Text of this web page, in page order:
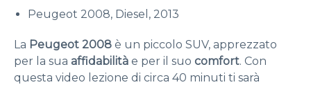
Peugeot 2008, Diesel, 2013
La Peugeot 2008 è un piccolo SUV, apprezzato
per la sua affidabilità e per il suo comfort. Con
questa video lezione di circa 40 minuti ti sarà